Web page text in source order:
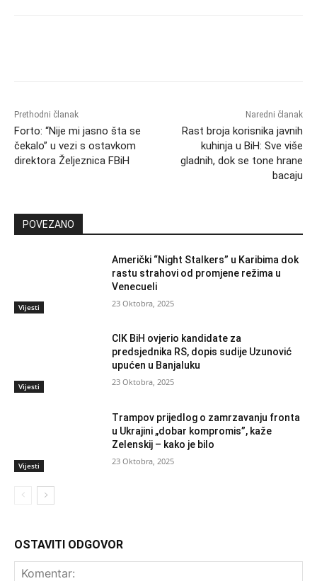
Prethodni članak
Forto: “Nije mi jasno šta se
čekalo” u vezi s ostavkom
direktora Željeznica FBiH
Naredni članak
Rast broja korisnika javnih
kuhinja u BiH: Sve više
gladnih, dok se tone hrane
bacaju
POVEZANO
Vijesti
Američki “Night Stalkers” u Karibima dok
rastu strahovi od promjene režima u
Venecueli
23 Oktobra, 2025
Vijesti
CIK BiH ovjerio kandidate za
predsjednika RS, dopis sudije Uzunović
upućen u Banjaluku
23 Oktobra, 2025
Vijesti
Trampov prijedlog o zamrzavanju fronta
u Ukrajini „dobar kompromis”, kaže
Zelenskij – kako je bilo
23 Oktobra, 2025
OSTAVITI ODGOVOR